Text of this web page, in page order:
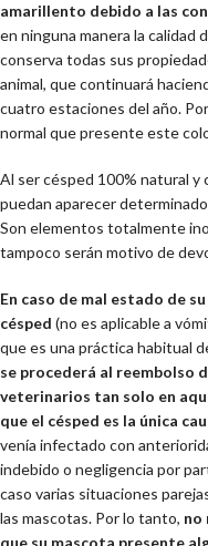
amarillento debido a las
en ninguna manera la calidad
conserva todas sus
animal, que continuará
cuatro estaciones del año.
normal que presente este
Al ser césped 100% natural y
puedan aparecer
Son elementos totalmente
tampoco serán motivo de
En caso de mal estado de
césped (no es aplicable a
que es una práctica habitual
se procederá al reembolso
veterinarios tan solo en
que el césped es la única
venía infectado con
indebido o negligencia por
caso varias situaciones
las mascotas. Por lo tanto, no
que su mascota presente